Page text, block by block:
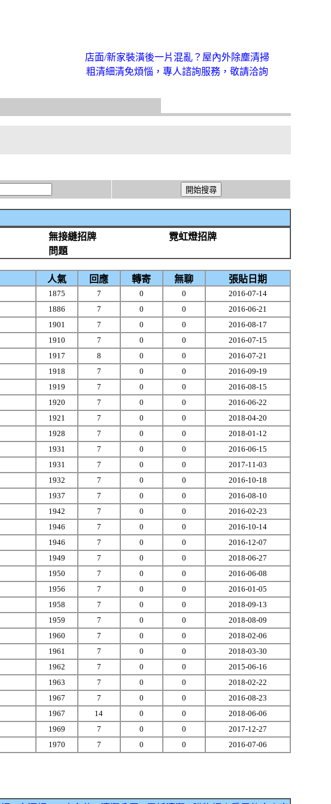
店面/新家裝潢後一片混亂？屋內外除塵清掃
粗清細清免煩惱，專人諮詢服務，敬請洽詢
無接縫招牌
霓虹燈招牌
問題
人氣 回應 轉寄 無聊
張貼日期
1875 7 0 0 2016-07-14
1886 7 0 0 2016-06-21
1901 7 0 0 2016-08-17
1910 7 0 0 2016-07-15
1917 8 0 0 2016-07-21
1918 7 0 0 2016-09-19
1919 7 0 0 2016-08-15
1920 7 0 0 2016-06-22
1921 7 0 0 2018-04-20
1928 7 0 0 2018-01-12
1931 7 0 0 2016-06-15
1931 7 0 0 2017-11-03
1932 7 0 0 2016-10-18
1937 7 0 0 2016-08-10
1942 7 0 0 2016-02-23
1946 7 0 0 2016-10-14
1946 7 0 0 2016-12-07
1949 7 0 0 2018-06-27
1950 7 0 0 2016-06-08
1956 7 0 0 2016-01-05
1958 7 0 0 2018-09-13
1959 7 0 0 2018-08-09
1960 7 0 0 2018-02-06
1961 7 0 0 2018-03-30
1962 7 0 0 2015-06-16
1963 7 0 0 2018-02-22
1967 7 0 0 2016-08-23
1967 14 0 0 2018-06-06
1969 7 0 0 2017-12-27
1970 7 0 0 2016-07-06